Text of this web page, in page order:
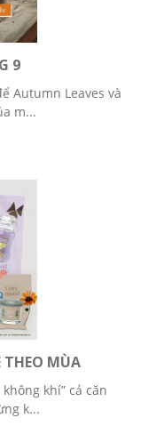
9
Autumn Leaves và
m...
THEO MÙA
khí” cả căn
k...